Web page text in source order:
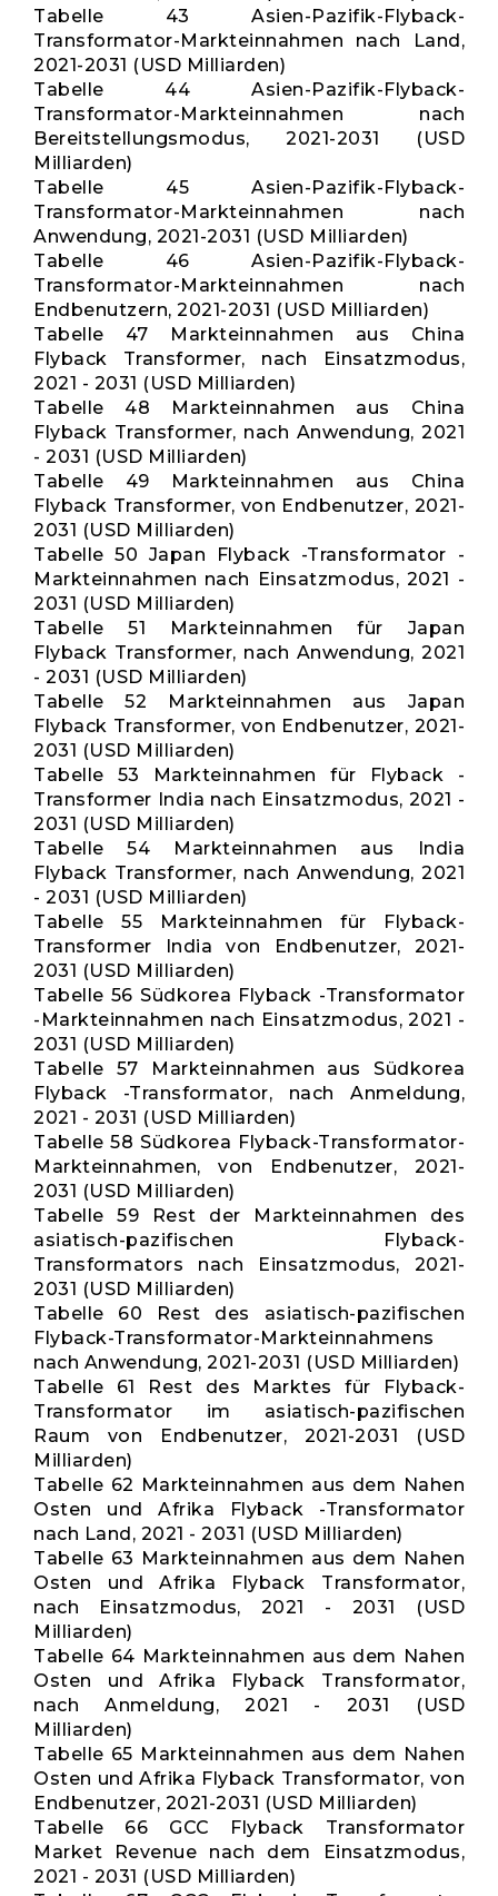
Tabelle 43 Asien-Pazifik-Flyback-
Transformator-Markteinnahmen nach Land,
2021-2031 (USD Milliarden)
Tabelle 44 Asien-Pazifik-Flyback-
Transformator-Markteinnahmen nach
Bereitstellungsmodus, 2021-2031 (USD
Milliarden)
Tabelle 45 Asien-Pazifik-Flyback-
Transformator-Markteinnahmen nach
Anwendung, 2021-2031 (USD Milliarden)
Tabelle 46 Asien-Pazifik-Flyback-
Transformator-Markteinnahmen nach
Endbenutzern, 2021-2031 (USD Milliarden)
Tabelle 47 Markteinnahmen aus China
Flyback Transformer, nach Einsatzmodus,
2021 - 2031 (USD Milliarden)
Tabelle 48 Markteinnahmen aus China
Flyback Transformer, nach Anwendung, 2021
- 2031 (USD Milliarden)
Tabelle 49 Markteinnahmen aus China
Flyback Transformer, von Endbenutzer, 2021-
2031 (USD Milliarden)
Tabelle 50 Japan Flyback -Transformator -
Markteinnahmen nach Einsatzmodus, 2021 -
2031 (USD Milliarden)
Tabelle 51 Markteinnahmen für Japan
Flyback Transformer, nach Anwendung, 2021
- 2031 (USD Milliarden)
Tabelle 52 Markteinnahmen aus Japan
Flyback Transformer, von Endbenutzer, 2021-
2031 (USD Milliarden)
Tabelle 53 Markteinnahmen für Flyback -
Transformer India nach Einsatzmodus, 2021 -
2031 (USD Milliarden)
Tabelle 54 Markteinnahmen aus India
Flyback Transformer, nach Anwendung, 2021
- 2031 (USD Milliarden)
Tabelle 55 Markteinnahmen für Flyback-
Transformer India von Endbenutzer, 2021-
2031 (USD Milliarden)
Tabelle 56 Südkorea Flyback -Transformator
-Markteinnahmen nach Einsatzmodus, 2021 -
2031 (USD Milliarden)
Tabelle 57 Markteinnahmen aus Südkorea
Flyback -Transformator, nach Anmeldung,
2021 - 2031 (USD Milliarden)
Tabelle 58 Südkorea Flyback-Transformator-
Markteinnahmen, von Endbenutzer, 2021-
2031 (USD Milliarden)
Tabelle 59 Rest der Markteinnahmen des
asiatisch-pazifischen Flyback-
Transformators nach Einsatzmodus, 2021-
2031 (USD Milliarden)
Tabelle 60 Rest des asiatisch-pazifischen
Flyback-Transformator-Markteinnahmens
nach Anwendung, 2021-2031 (USD Milliarden)
Tabelle 61 Rest des Marktes für Flyback-
Transformator im asiatisch-pazifischen
Raum von Endbenutzer, 2021-2031 (USD
Milliarden)
Tabelle 62 Markteinnahmen aus dem Nahen
Osten und Afrika Flyback -Transformator
nach Land, 2021 - 2031 (USD Milliarden)
Tabelle 63 Markteinnahmen aus dem Nahen
Osten und Afrika Flyback Transformator,
nach Einsatzmodus, 2021 - 2031 (USD
Milliarden)
Tabelle 64 Markteinnahmen aus dem Nahen
Osten und Afrika Flyback Transformator,
nach Anmeldung, 2021 - 2031 (USD
Milliarden)
Tabelle 65 Markteinnahmen aus dem Nahen
Osten und Afrika Flyback Transformator, von
Endbenutzer, 2021-2031 (USD Milliarden)
Tabelle 66 GCC Flyback Transformator
Market Revenue nach dem Einsatzmodus,
2021 - 2031 (USD Milliarden)